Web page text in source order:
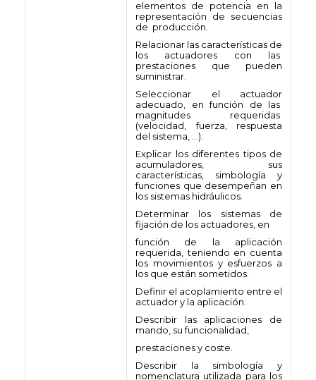
elementos de potencia en la
representación de secuencias
de producción.
Relacionar las características de
los actuadores con las
prestaciones que pueden
suministrar.
Seleccionar el actuador
adecuado, en función de las
magnitudes requeridas
(velocidad, fuerza, respuesta
del sistema, …).
Explicar los diferentes tipos de
acumuladores, sus
características, simbología y
funciones que desempeñan en
los sistemas hidráulicos.
Determinar los sistemas de
fijación de los actuadores, en
función de la aplicación
requerida, teniendo en cuenta
los movimientos y esfuerzos a
los que están sometidos.
Definir el acoplamiento entre el
actuador y la aplicación.
Describir las aplicaciones de
mando, su funcionalidad,
prestaciones y coste.
Describir la simbología y
nomenclatura utilizada para los